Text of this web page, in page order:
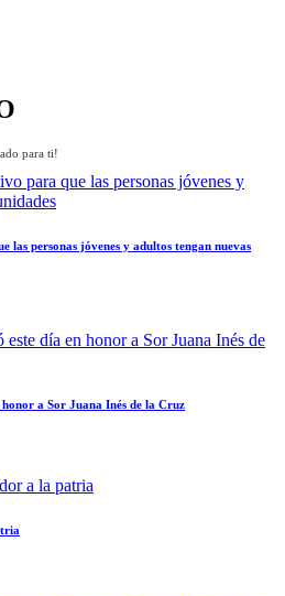
para ti!
las personas jóvenes y adultos tengan nuevas
honor a Sor Juana Inés de la Cruz